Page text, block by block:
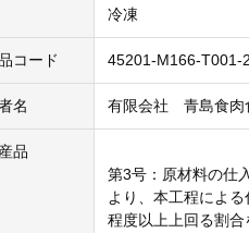
冷凍
コード 45201-M166-T001-2
名 有限会社 青島食肉
品
第3号：原材料の仕
より、本工程によ
程度以上上回る割合